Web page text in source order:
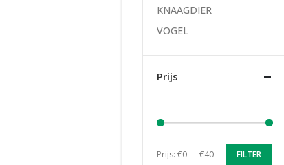
KNAAGDIER
VOGEL
Prijs
FILTER
Prijs: €0—€40